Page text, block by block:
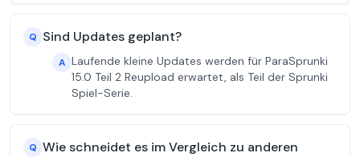
Q Sind Updates geplant?
A Laufende kleine Updates werden für ParaSprunki
15.0 Teil 2 Reupload erwartet, als Teil der Sprunki
Spiel-Serie.
Q Wie schneidet es im Vergleich zu anderen